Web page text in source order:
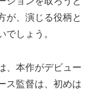
が、演じる役柄と
でしょう。
、本作がデビュー
ス監督は、初めは